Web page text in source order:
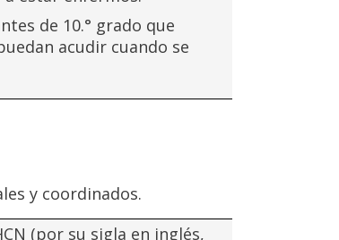
de 10.° grado que
acudir cuando se
y coordinados.
(por su sigla en inglés,